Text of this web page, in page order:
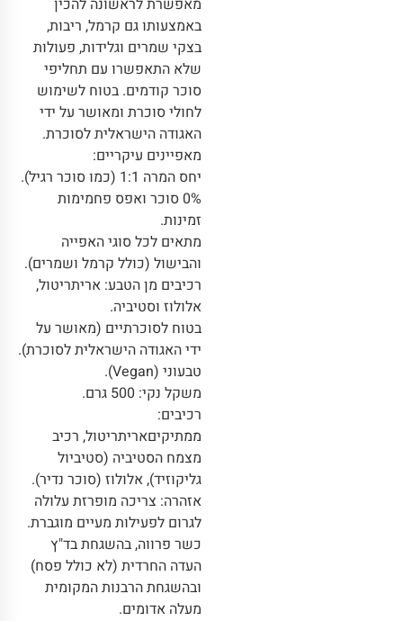
מאפשרת לראשונה להכין
באמצעותו גם קרמל, ריבות,
בצקי שמרים וגלידות, פעולות
שלא התאפשרו עם תחליפי
סוכר קודמים. בטוח לשימוש
לחולי סוכרת ומאושר על ידי
האגודה הישראלית לסוכרת.
מאפיינים עיקריים:
יחס המרה 1:1 (כמו סוכר רגיל).
0% סוכר ואפס פחמימות
זמינות.
מתאים לכל סוגי האפייה
והבישול (כולל קרמל ושמרים).
רכיבים מן הטבע: אריתריטול,
אלולוז וסטיביה.
בטוח לסוכרתיים (מאושר על
ידי האגודה הישראלית לסוכרת).
טבעוני (Vegan).
משקל נקי: 500 גרם.
רכיבים:
ממתיקיםאריתריטול, רכיב
מצמח הסטיביה (סטיביול
גליקוזיד), אלולוז (סוכר נדיר).
אזהרה: צריכה מופרזת עלולה
לגרום לפעילות מעיים מוגברת.
כשר פרווה, בהשגחת בד"ץ
העדה החרדית (לא כולל פסח)
ובהשגחת הרבנות המקומית
מעלה אדומים.